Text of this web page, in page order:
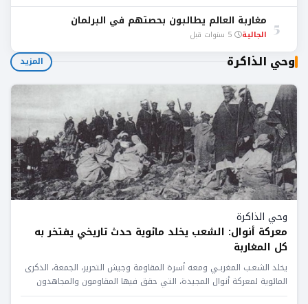
5 مغاربة العالم يطالبون بحصتهم في البرلمان
الجالية
وحي الذاكرة المزيد
وحي الذاكرة
معركة أنوال: الشعب يخلد مائوية حدث تاريخي يفتخر به
كل المغاربة
يخلد الشعـب المغربـي ومعه أسرة المقاومة وجيش التحرير، الجمعة، الذكرى
المائوية لمعركة أنوال المجيدة، التي حقق فيها المقاومون والمجاهدون
المغاربة...